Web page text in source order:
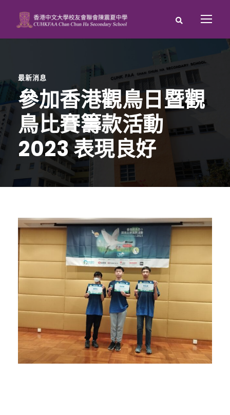
最新消息
參加香港觀鳥日暨觀
鳥比賽籌款活動
2023 表現良好